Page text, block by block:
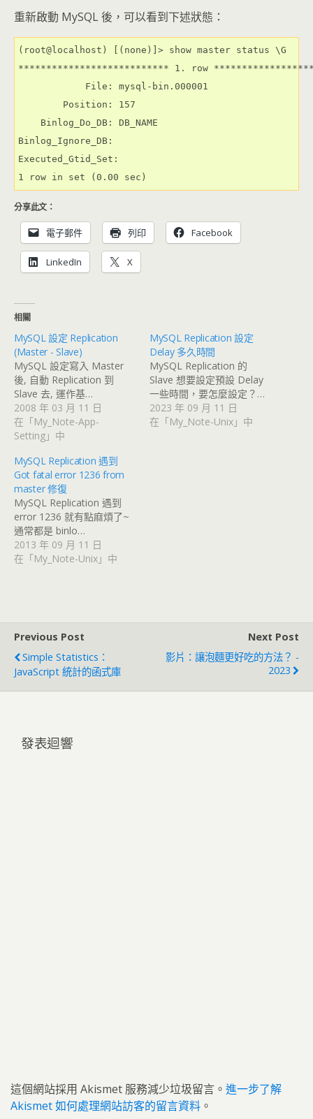
重新啟動 MySQL 後，可以看到下述狀態：
(root@localhost) [(none)]> show master status \G
*************************** 1. row
            File: mysql-bin.000001
        Position: 157
    Binlog_Do_DB: DB_NAME
Binlog_Ignore_DB:
Executed_Gtid_Set:
分享此文：
電子郵件 列印 Facebook
LinkedIn X
相關
MySQL 設定 Replication
(Master - Slave)
MySQL 設定寫入 Master
後, 自動 Replication 到
Slave 去, 運作基…
2008 年 03 月 11 日
在「My_Note-App-
Setting」中
MySQL Replication 設定
Delay 多久時間
MySQL Replication 的
Slave 想要設定預設 Delay
一些時間，要怎麼設定？…
2023 年 09 月 11 日
在「My_Note-Unix」中
MySQL Replication 遇到
Got fatal error 1236 from
master 修復
MySQL Replication 遇到
error 1236 就有點麻煩了~
通常都是 binlo…
2013 年 09 月 11 日
在「My_Note-Unix」中
Previous Post
Simple Statistics：
JavaScript 統計的函式庫
Next Post
影片：讓泡麵更好吃的方法？ -
2023
發表迴響
這個網站採用 Akismet 服務減少垃圾留言。 進一步了解
Akismet 如何處理網站訪客的留言資料 。